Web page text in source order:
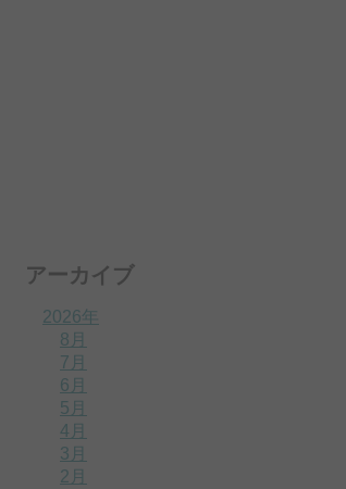
アーカイブ
2026年
8月
7月
6月
5月
4月
3月
2月